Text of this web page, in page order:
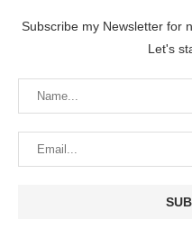
Subscribe my Newsletter for
Let's